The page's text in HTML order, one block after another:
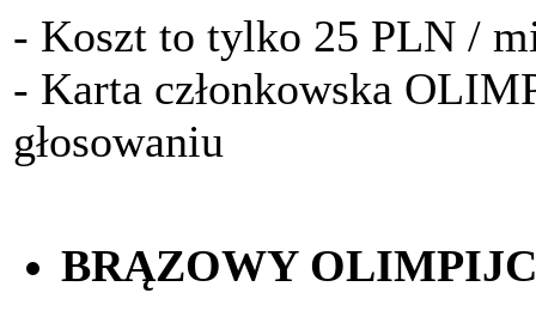
- Koszt to tylko 25 PLN /
- Karta członkowska
głosowaniu
BRĄZOWY